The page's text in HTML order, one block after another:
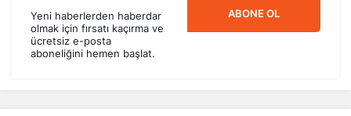
Yeni haberlerden haberdar
olmak için fırsatı kaçırma ve
ücretsiz e-posta
aboneliğini hemen başlat.
ABONE OL